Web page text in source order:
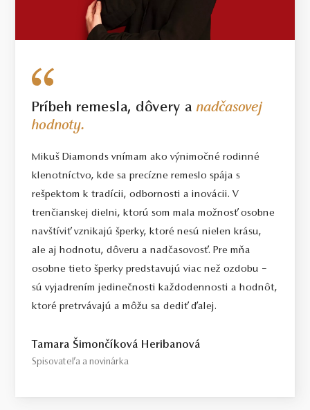
Príbeh remesla, dôvery anadčasovej
hodnoty.
Mikuš Diamonds vnímam ako výnimočné rodinné
klenotníctvo, kde sa precízne remeslo spája s
rešpektom k tradícii, odbornosti a inovácii. V
trenčianskej dielni, ktorú som mala možnosť osobne
navštíviť vznikajú šperky, ktoré nesú nielen krásu,
ale aj hodnotu, dôveru a nadčasovosť. Pre mňa
osobne tieto šperky predstavujú viac než ozdobu –
sú vyjadrením jedinečnosti každodennosti a hodnôt,
ktoré pretrvávajú a môžu sa dediť ďalej.
Tamara Šimončíková Heribanová
Spisovateľa a novinárka